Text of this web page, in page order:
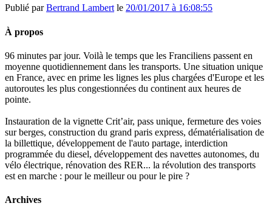
Publié parBertrand Lambert le 20/01/2017 à 16:08:55
À propos
96 minutes par jour. Voilà le temps que les Franciliens passent en
moyenne quotidiennement dans les transports. Une situation unique
en France, avec en prime les lignes les plus chargées d'Europe et les
autoroutes les plus congestionnées du continent aux heures de
pointe.
Instauration de la vignette Crit’air, pass unique, fermeture des voies
sur berges, construction du grand paris express, dématérialisation de
la billettique, développement de l'auto partage, interdiction
programmée du diesel, développement des navettes autonomes, du
vélo électrique, rénovation des RER... la révolution des transports
est en marche : pour le meilleur ou pour le pire ?
Archives